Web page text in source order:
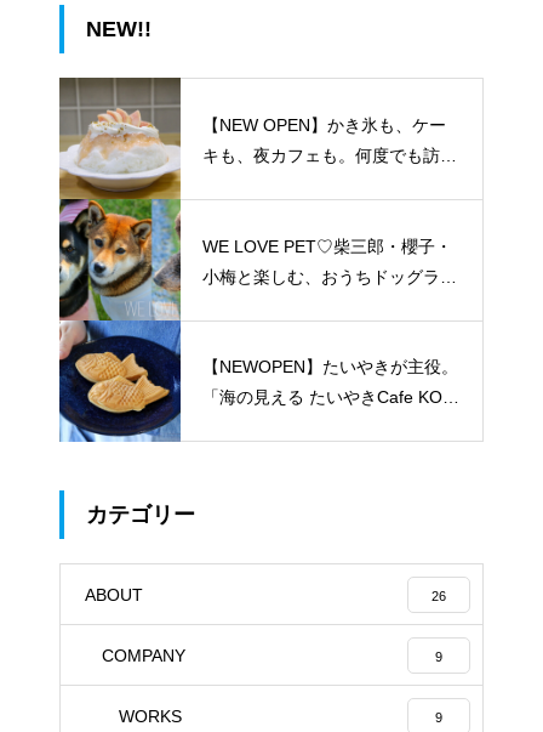
NEW!!
【NEW OPEN】かき氷も、ケー
キも、夜カフェも。何度でも訪れ
WE LOVE PET♡柴三郎・櫻子・
小梅と楽しむ、おうちドッグラン
【NEWOPEN】たいやきが主役。
「海の見える たいやきCafe KOM
カテゴリー
ABOUT 26
COMPANY 9
WORKS 9